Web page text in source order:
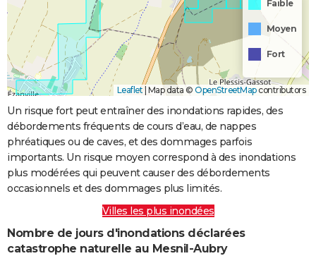
Faible
Moyen
Fort
Leaflet| Map data © OpenStreetMapcontributors
Un risque fort peut entraîner des inondations rapides, des
débordements fréquents de cours d’eau, de nappes
phréatiques ou de caves, et des dommages parfois
importants. Un risque moyen correspond à des inondations
plus modérées qui peuvent causer des débordements
occasionnels et des dommages plus limités.
Villes les plus inondées
Nombre de jours d'inondations déclarées
catastrophe naturelle au Mesnil-Aubry